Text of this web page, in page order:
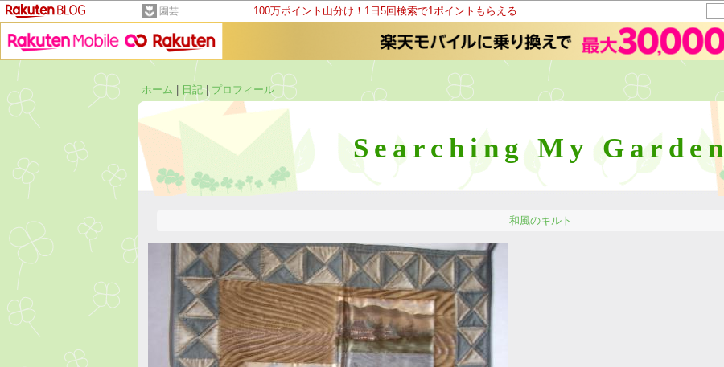
園芸 100万ポイント山分け！1日5回検索で1ポイントもらえる
ホーム
日記| プロフィール
Searching My Garden
和風のキルト